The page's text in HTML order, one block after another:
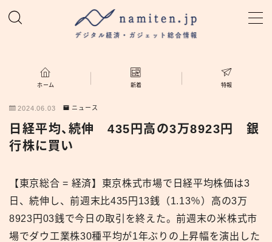
ホーム
新着
namiten.jp
ホーム 新着 特報
2024.06.03 ニュース
日経平均、続伸 435円高の3万8923円 銀
行株に買い
【東京総合 = 経済】東京株式市場で日経平均株価は3
日、続伸し、前週末比435円13銭（1.13％）高の3万
8923円03銭で今日の取引を終えた。前週末の米株式市
場でダウ工業株30種平均が1年ぶりの上昇幅を演出した